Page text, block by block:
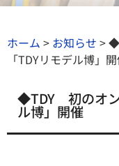
ホーム > お知らせ >
「TDYリモデル博」
◆TDY 初のオン
ル博」開催